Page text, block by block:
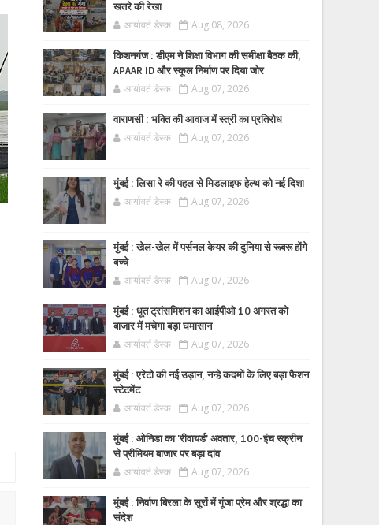
खतरे की रेखा
आर्यावर्त डेस्क Aug 08, 2026
किशनगंज : डीएम ने शिक्षा विभाग की समीक्षा बैठक की,
APAAR ID और स्कूल निर्माण पर दिया जोर
आर्यावर्त डेस्क Aug 07, 2026
वाराणसी : भक्ति की आवाज में स्त्री का प्रतिरोध
आर्यावर्त डेस्क Aug 07, 2026
मुंबई : लिसा रे की पहल से मिडलाइफ हेल्थ को नई दिशा
आर्यावर्त डेस्क Aug 07, 2026
मुंबई : खेल-खेल में पर्सनल केयर की दुनिया से रूबरू होंगे
बच्चे
आर्यावर्त डेस्क Aug 07, 2026
मुंबई : धूत ट्रांसमिशन का आईपीओ 10 अगस्त को
बाजार में मचेगा बड़ा घमासान
आर्यावर्त डेस्क Aug 07, 2026
मुंबई : एरेटो की नई उड़ान, नन्हे कदमों के लिए बड़ा फैशन
स्टेटमेंट
आर्यावर्त डेस्क Aug 07, 2026
मुंबई : ओनिडा का 'रीवायर्ड’ अवतार, 100-इंच स्क्रीन
से प्रीमियम बाजार पर बड़ा दांव
आर्यावर्त डेस्क Aug 07, 2026
मुंबई : निर्वाण बिरला के सुरों में गूंजा प्रेम और श्रद्धा का
संदेश